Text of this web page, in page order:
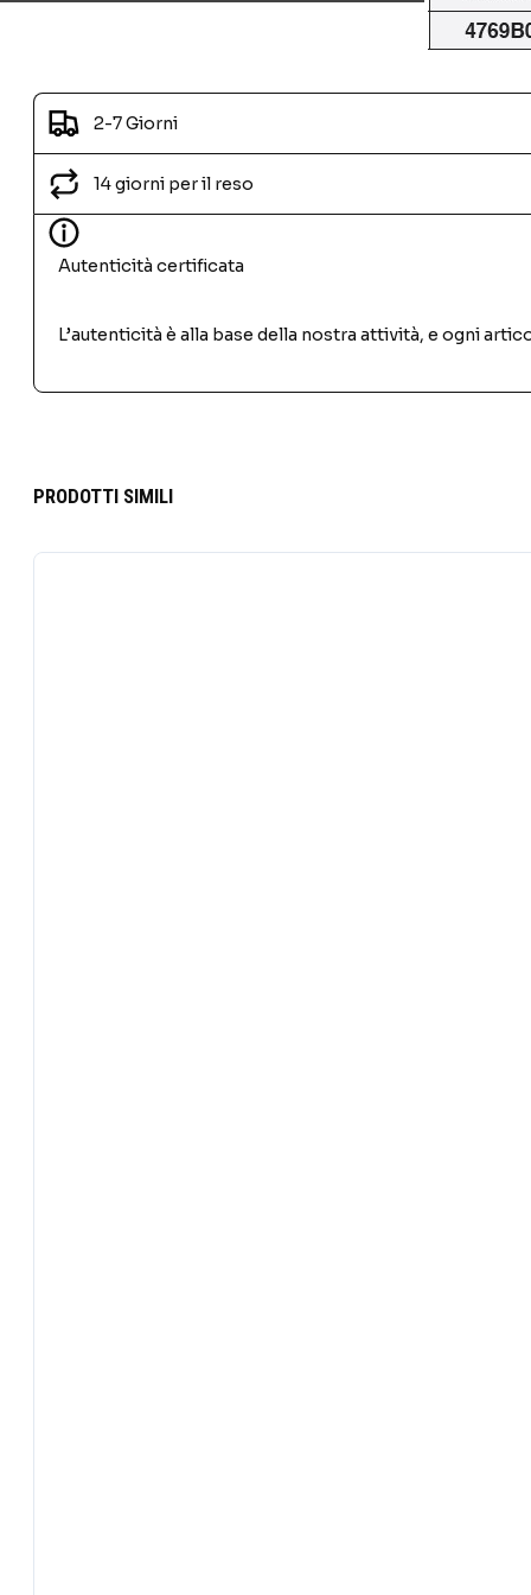
2-7 Giorni
14 giorni per il reso
Autenticità certificata
L’autenticità è alla base della nostra attività, e ogni
PRODOTTI SIMILI